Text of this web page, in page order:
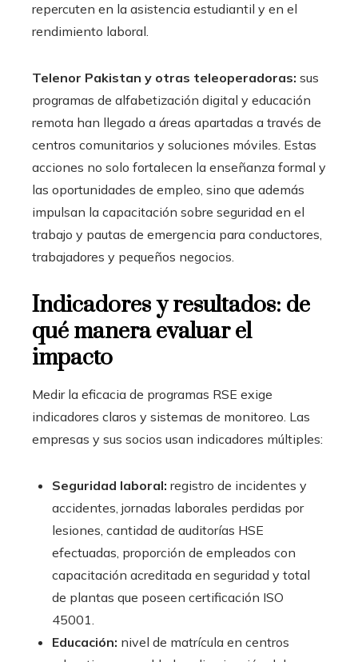
repercuten en la asistencia estudiantil y en el
rendimiento laboral.
Telenor Pakistan y otras teleoperadoras: sus
programas de alfabetización digital y educación
remota han llegado a áreas apartadas a través de
centros comunitarios y soluciones móviles. Estas
acciones no solo fortalecen la enseñanza formal y
las oportunidades de empleo, sino que además
impulsan la capacitación sobre seguridad en el
trabajo y pautas de emergencia para conductores,
trabajadores y pequeños negocios.
Indicadores y resultados: de
qué manera evaluar el
impacto
Medir la eficacia de programas RSE exige
indicadores claros y sistemas de monitoreo. Las
empresas y sus socios usan indicadores múltiples:
Seguridad laboral: registro de incidentes y
accidentes, jornadas laborales perdidas por
lesiones, cantidad de auditorías HSE
efectuadas, proporción de empleados con
capacitación acreditada en seguridad y total
de plantas que poseen certificación ISO
45001.
Educación: nivel de matrícula en centros